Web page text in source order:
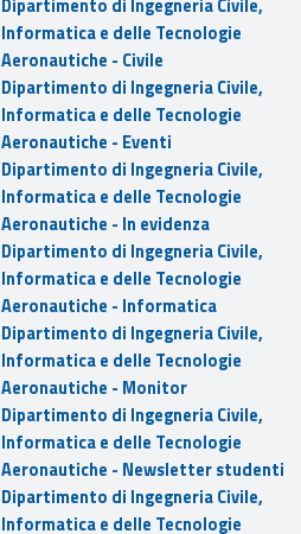
Dipartimento di Ingegneria Civile,
Informatica e delle Tecnologie
Aeronautiche - Civile
Dipartimento di Ingegneria Civile,
Informatica e delle Tecnologie
Aeronautiche - Eventi
Dipartimento di Ingegneria Civile,
Informatica e delle Tecnologie
Aeronautiche - In evidenza
Dipartimento di Ingegneria Civile,
Informatica e delle Tecnologie
Aeronautiche - Informatica
Dipartimento di Ingegneria Civile,
Informatica e delle Tecnologie
Aeronautiche - Monitor
Dipartimento di Ingegneria Civile,
Informatica e delle Tecnologie
Aeronautiche - Newsletter studenti
Dipartimento di Ingegneria Civile,
Informatica e delle Tecnologie